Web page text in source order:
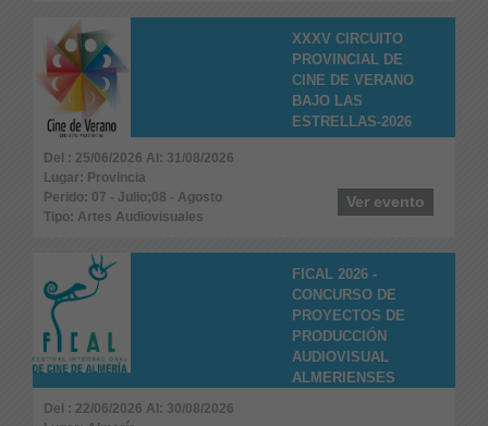
XXXV CIRCUITO
PROVINCIAL DE
CINE DE VERANO
BAJO LAS
ESTRELLAS-2026
Del : 25/06/2026 Al: 31/08/2026
Lugar: Provincia
Perido: 07 - Julio;08 - Agosto
Tipo: Artes Audiovisuales
Ver evento
FICAL 2026 -
CONCURSO DE
PROYECTOS DE
PRODUCCIÓN
AUDIOVISUAL
ALMERIENSES
Del : 22/06/2026 Al: 30/08/2026